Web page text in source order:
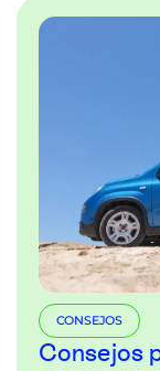
CONSEJOS
Consejos